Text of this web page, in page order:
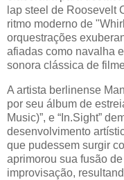
lap steel de Roosevelt
ritmo moderno de
orquestrações
afiadas como navalha
sonora clássica de
A artista berlinense
por seu álbum de
Music)”, e “In.Sight”
desenvolvimento
que pudessem surgir
aprimorou sua fusão
improvisação,